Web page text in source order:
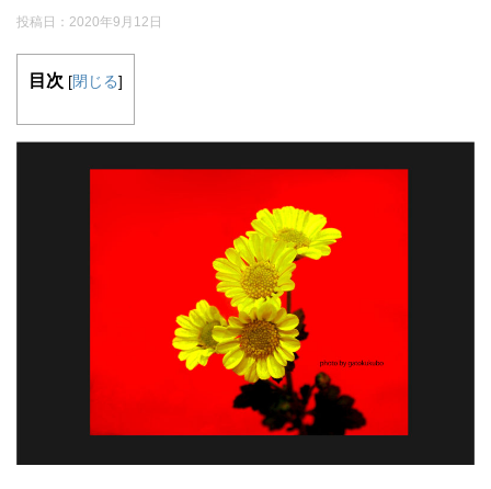
投稿日： 2020年9月12日
目次 [閉じる]